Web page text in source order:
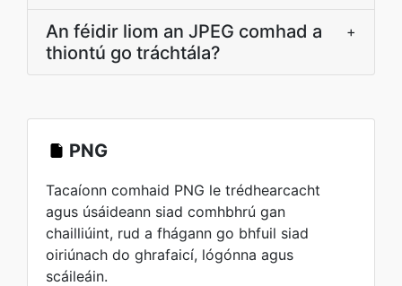
An féidir liom an JPEG comhad a
thiontú go tráchtála?
+
PNG
Tacaíonn comhaid PNG le trédhearcacht
agus úsáideann siad comhbhrú gan
chailliúint, rud a fhágann go bhfuil siad
oiriúnach do ghrafaicí, lógónna agus
scáileáin.